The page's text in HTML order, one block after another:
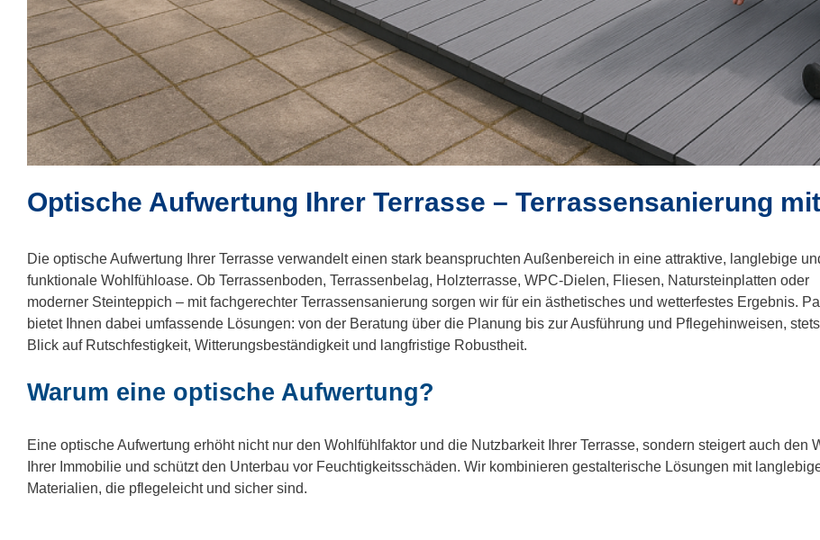
Optische Aufwertung Ihrer Terrasse – Terrassensanierung
Die optische Aufwertung Ihrer Terrasse verwandelt einen stark beanspruchten Außenbereich in eine attraktive, langlebige
funktionale Wohlfühloase. Ob Terrassenboden, Terrassenbelag, Holzterrasse, WPC-Dielen, Fliesen, Natursteinplatten oder
moderner Steinteppich – mit fachgerechter Terrassensanierung sorgen wir für ein ästhetisches und wetterfestes Ergebnis.
bietet Ihnen dabei umfassende Lösungen: von der Beratung über die Planung bis zur Ausführung und Pflegehinweisen,
Blick auf Rutschfestigkeit, Witterungsbeständigkeit und langfristige Robustheit.
Warum eine optische Aufwertung?
Eine optische Aufwertung erhöht nicht nur den Wohlfühlfaktor und die Nutzbarkeit Ihrer Terrasse, sondern steigert auch den
Ihrer Immobilie und schützt den Unterbau vor Feuchtigkeitsschäden. Wir kombinieren gestalterische Lösungen mit
Materialien, die pflegeleicht und sicher sind.